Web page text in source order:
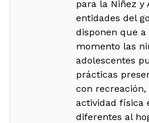
para la Niñez y
entidades del
disponen que
momento las
adolescentes
prácticas
con
actividad física
diferentes al